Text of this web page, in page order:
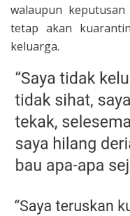
walaupun
tetap akan
keluarga.